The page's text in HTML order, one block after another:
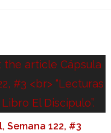
Semana 122, #3